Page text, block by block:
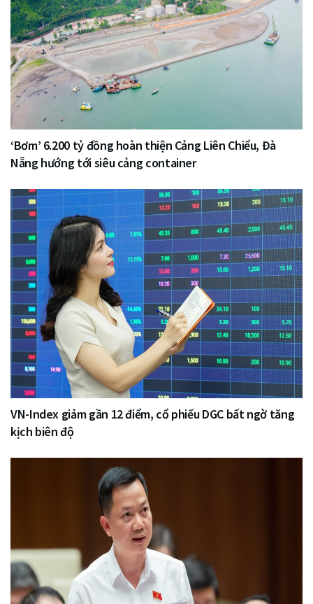
‘Bơm’ 6.200 tỷ đồng hoàn thiện Cảng Liên Chiểu, Đà
Nẵng hướng tới siêu cảng container
VN-Index giảm gần 12 điểm, cổ phiếu DGC bất ngờ tăng
kịch biên độ